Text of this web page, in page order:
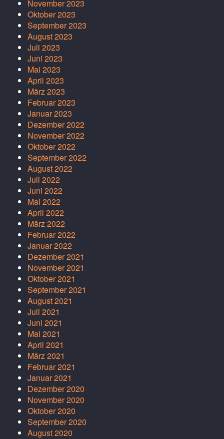
November 2023
Oktober 2023
September 2023
August 2023
Juli 2023
Juni 2023
Mai 2023
April 2023
März 2023
Februar 2023
Januar 2023
Dezember 2022
November 2022
Oktober 2022
September 2022
August 2022
Juli 2022
Juni 2022
Mai 2022
April 2022
März 2022
Februar 2022
Januar 2022
Dezember 2021
November 2021
Oktober 2021
September 2021
August 2021
Juli 2021
Juni 2021
Mai 2021
April 2021
März 2021
Februar 2021
Januar 2021
Dezember 2020
November 2020
Oktober 2020
September 2020
August 2020